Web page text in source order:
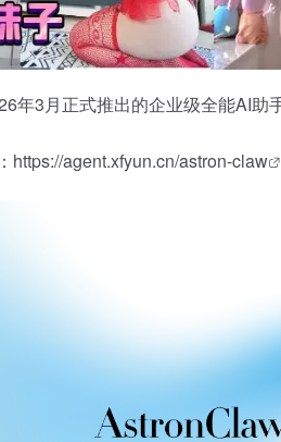
年3月正式推出的企业级全能AI
https://agent.xfyun.cn/astron-claw